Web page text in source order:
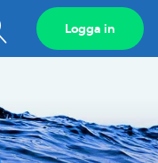
Visa
sökfält
Logga in